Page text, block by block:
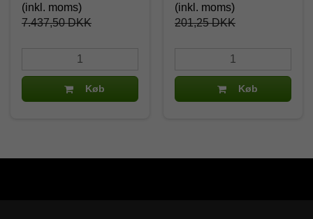
7.437,50 DKK
(inkl. moms)
Køb
201,25 DKK
(inkl. moms)
Køb